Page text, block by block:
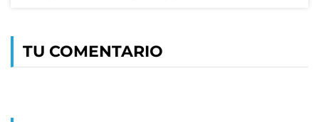
TU COMENTARIO